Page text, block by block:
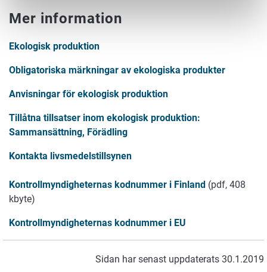
Mer information
Ekologisk produktion
Obligatoriska märkningar av ekologiska produkter
Anvisningar för ekologisk produktion
Tillåtna tillsatser inom ekologisk produktion:
Sammansättning, Förädling
Kontakta livsmedelstillsynen
Kontrollmyndigheternas kodnummer i Finland (pdf, 408
kbyte)
Kontrollmyndigheternas kodnummer i EU
Sidan har senast uppdaterats 30.1.2019